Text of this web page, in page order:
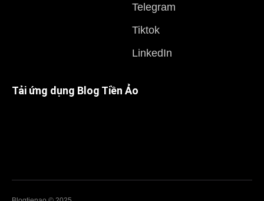
Telegram
Tiktok
LinkedIn
Tải ứng dụng Blog Tiền Ảo